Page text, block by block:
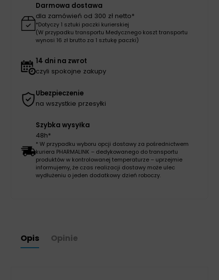
Darmowa dostawa
dla zamówień od 300 zł netto*
*Dotyczy 1 sztuki paczki kurierskiej
(W przypadku transportu Medycznego koszt transportu
wynosi 16 zł brutto za 1 sztukę paczki)
14 dni na zwrot
czyli spokojne zakupy
Ubezpieczenie
na wszystkie przesyłki
Szybka wysyłka
48h*
* W przypadku wyboru opcji dostawy za pośrednictwem
kuriera PHARMALINK – dedykowanego do transportu
produktów w kontrolowanej temperaturze – uprzejmie
informujemy, że czas realizacji dostawy może ulec
wydłużeniu o jeden dodatkowy dzień roboczy.
Opis Opinie